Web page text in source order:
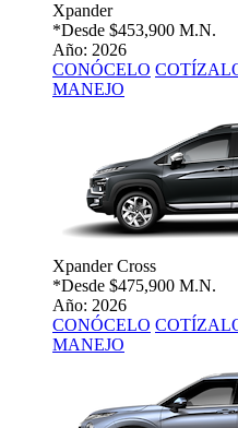
Xpander
*Desde $453,900 M.N.
Año: 2026
CONÓCELO
MANEJO
Xpander Cross
*Desde $475,900 M.N.
Año: 2026
CONÓCELO
MANEJO